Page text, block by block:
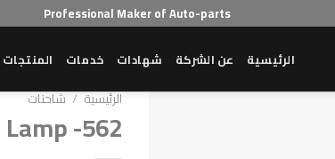
Professional Maker of Auto-parts
الرئيسية عن الشركة شهادات خدمات المنتجات
الرئيسية / شاحنات
-562